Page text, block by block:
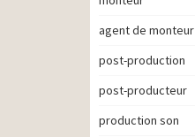
agent de monteur
post-production
post-producteur
production son